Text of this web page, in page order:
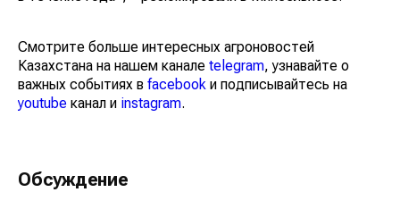
Смотрите больше интересных агроновостей
Казахстана на нашем канале telegram, узнавайте о
важных событиях в facebook и подписывайтесь на
youtube канал и instagram.
Обсуждение